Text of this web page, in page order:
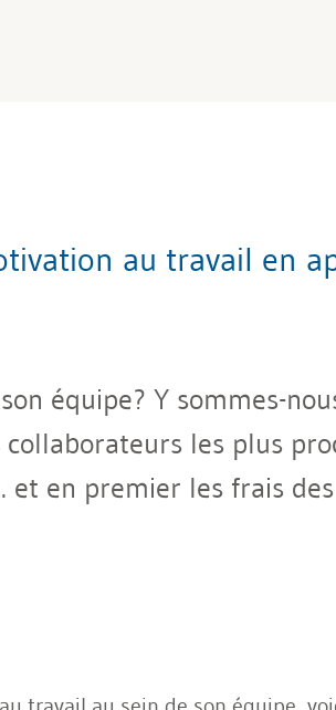
au travail en
équipe? Y sommes-
les plus
et en premier les frais